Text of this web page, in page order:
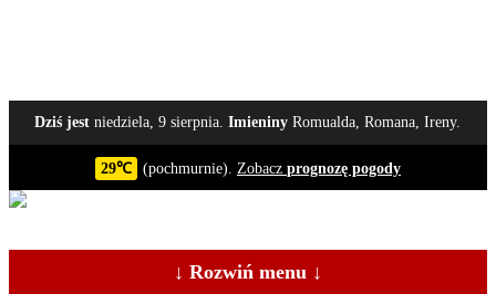
Dziś jest niedziela, 9 sierpnia.Imieniny Romualda, Romana, Ireny.
29℃ (pochmurnie). Zobacz prognozę pogody
↓ Rozwiń menu ↓